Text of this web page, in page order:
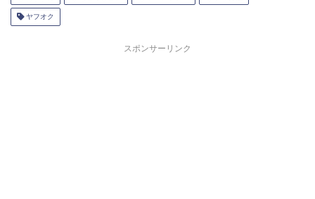
ヤフオク
スポンサーリンク